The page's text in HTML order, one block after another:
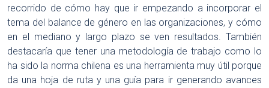
recorrido de cómo hay que ir empezando a incorporar el
tema del balance de género en las organizaciones, y cómo
en el mediano y largo plazo se ven resultados. También
destacaría que tener una metodología de trabajo como lo
ha sido la norma chilena es una herramienta muy útil porque
da una hoja de ruta y una guía para ir generando avances